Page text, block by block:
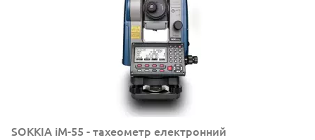
SOKKIA iM-55 - тахеометр електронний